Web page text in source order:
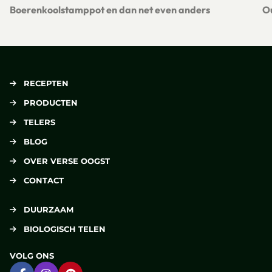
Boerenkoolstamppot en dan net even anders
RECEPTEN
PRODUCTEN
TELERS
BLOG
OVER VERSE OOGST
CONTACT
DUURZAAM
BIOLOGISCH TELEN
VOLG ONS